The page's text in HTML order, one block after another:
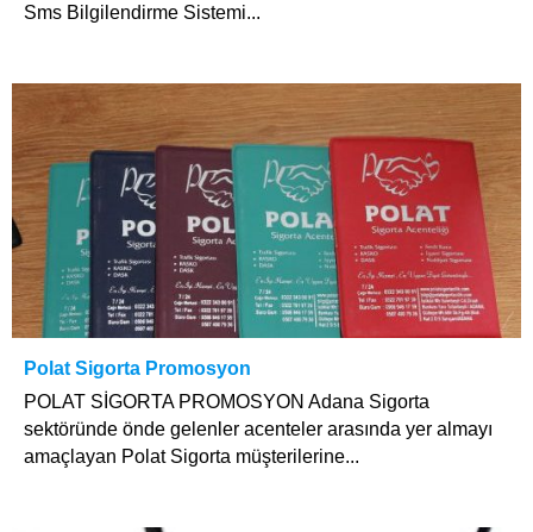
Sms Bilgilendirme Sistemi...
Polat Sigorta Promosyon
POLAT SİGORTA PROMOSYON Adana Sigorta
sektöründe önde gelenler acenteler arasında yer almayı
amaçlayan Polat Sigorta müşterilerine...